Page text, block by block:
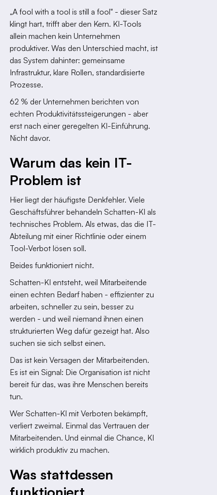
„A fool with a tool is still a fool" - dieser Satz
klingt hart, trifft aber den Kern. KI-Tools
allein machen kein Unternehmen
produktiver. Was den Unterschied macht, ist
das System dahinter: gemeinsame
Infrastruktur, klare Rollen, standardisierte
Prozesse.
62 % der Unternehmen berichten von
echten Produktivitätssteigerungen - aber
erst nach einer geregelten KI-Einführung.
Nicht davor.
Warum das kein IT-
Problem ist
Hier liegt der häufigste Denkfehler. Viele
Geschäftsführer behandeln Schatten-KI als
technisches Problem. Als etwas, das die IT-
Abteilung mit einer Richtlinie oder einem
Tool-Verbot lösen soll.
Beides funktioniert nicht.
Schatten-KI entsteht, weil Mitarbeitende
einen echten Bedarf haben - effizienter zu
arbeiten, schneller zu sein, besser zu
werden - und weil niemand ihnen einen
strukturierten Weg dafür gezeigt hat. Also
suchen sie sich selbst einen.
Das ist kein Versagen der Mitarbeitenden.
Es ist ein Signal: Die Organisation ist nicht
bereit für das, was ihre Menschen bereits
tun.
Wer Schatten-KI mit Verboten bekämpft,
verliert zweimal. Einmal das Vertrauen der
Mitarbeitenden. Und einmal die Chance, KI
wirklich produktiv zu machen.
Was stattdessen